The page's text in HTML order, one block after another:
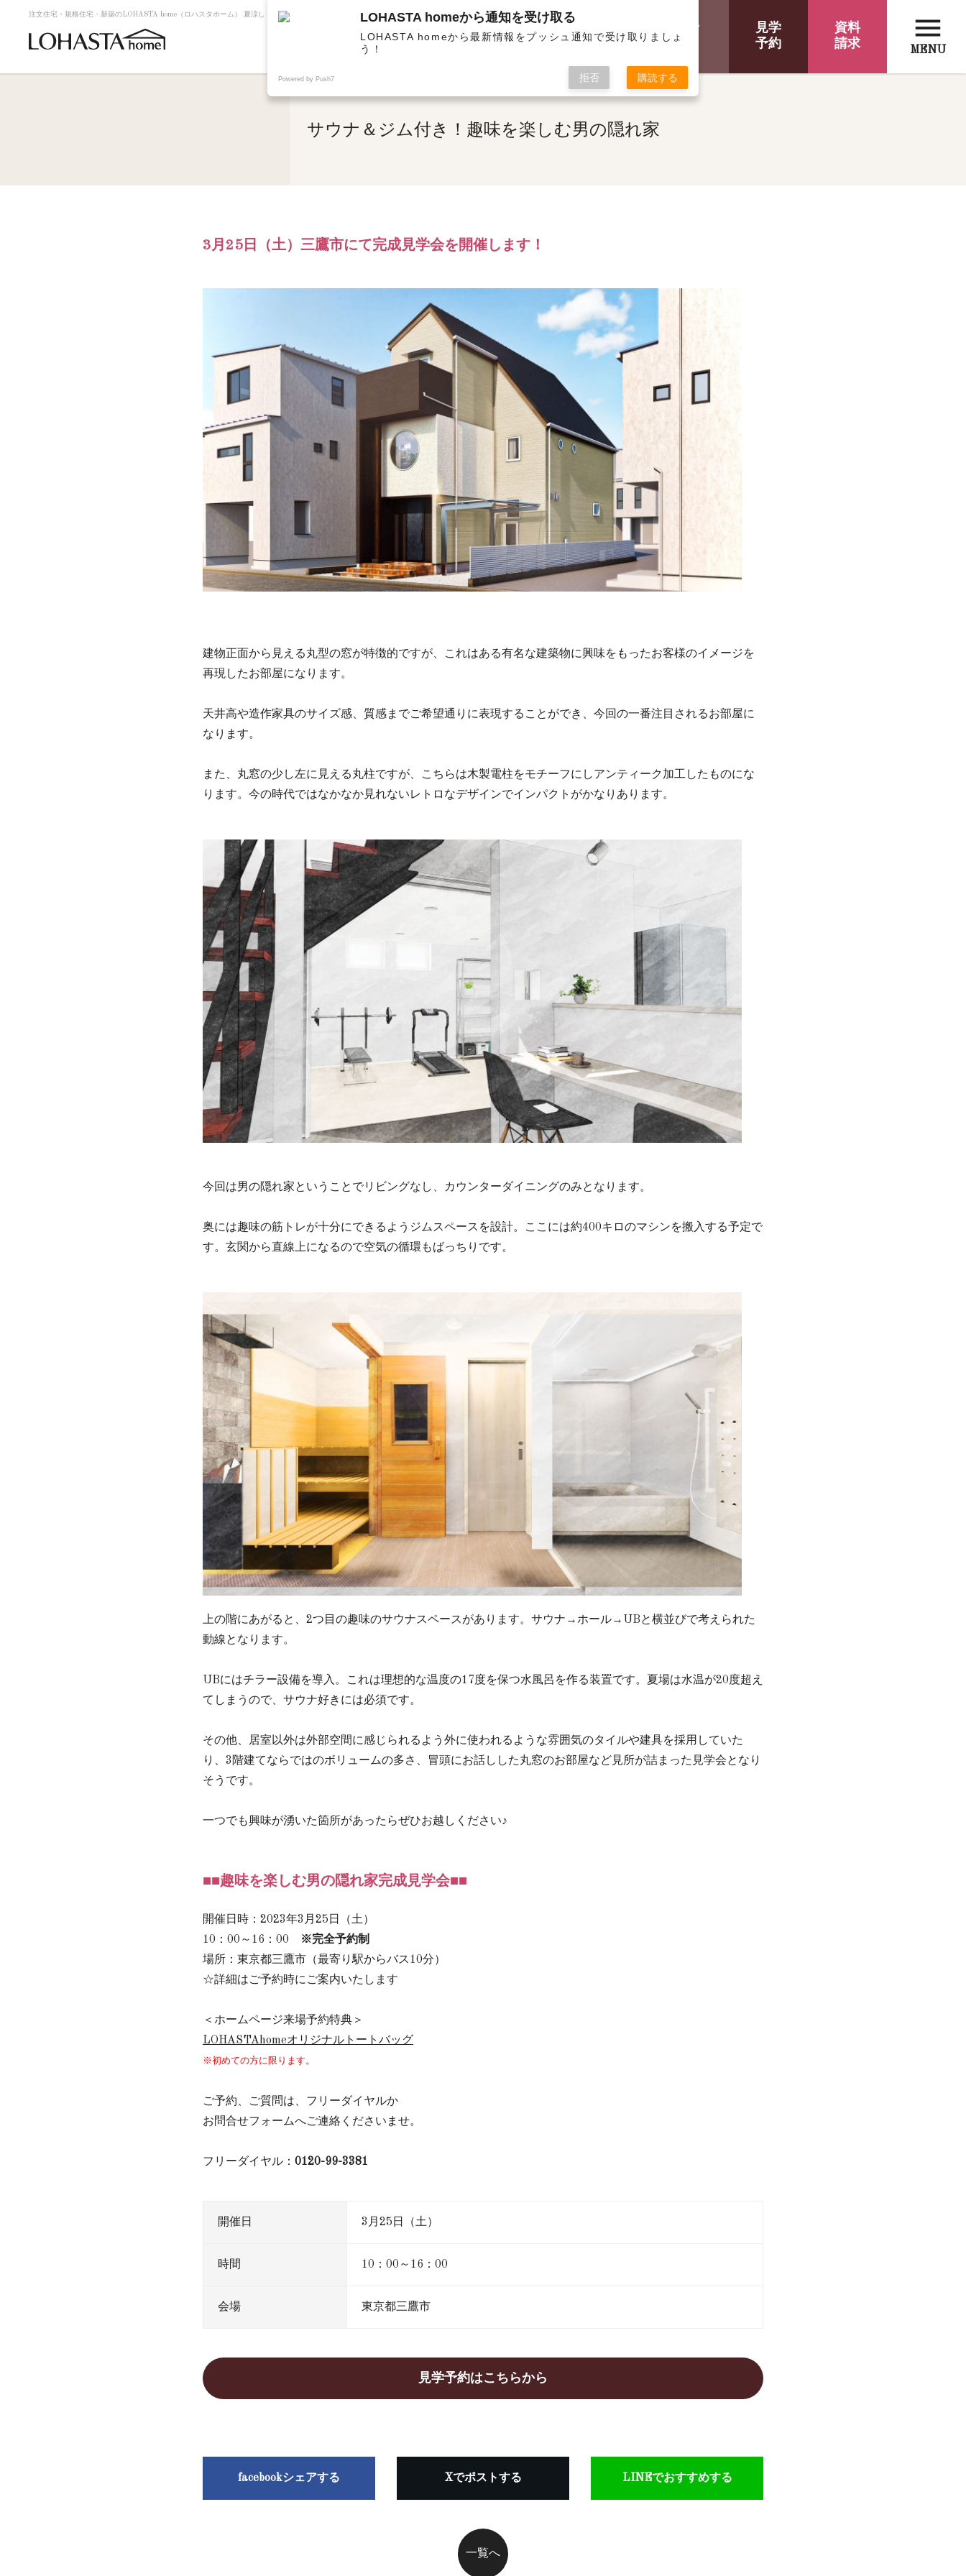
注文住宅・規格住宅・新築のLOHASTA home（ロハスタホーム） 夏涼しく冬暖かい高断熱・高気密の高性能住宅 | サウナ＆ジム付き！趣味を楽しむ男の隠れ家
オンライン
相談
見学
予約
資料
請求
menu
MENU
サウナ＆ジム付き！趣味を楽しむ男の隠れ家
3月25日（土）三鷹市にて完成見学会を開催します！
建物正面から見える丸型の窓が特徴的ですが、これはある有名な建築物に興味をもったお客様のイメージを
再現したお部屋になります。
天井高や造作家具のサイズ感、質感までご希望通りに表現することができ、今回の一番注目されるお部屋に
なります。
また、丸窓の少し左に見える丸柱ですが、こちらは木製電柱をモチーフにしアンティーク加工したものにな
ります。今の時代ではなかなか見れないレトロなデザインでインパクトがかなりあります。
今回は男の隠れ家ということでリビングなし、カウンターダイニングのみとなります。
奥には趣味の筋トレが十分にできるようジムスペースを設計。ここには約400キロのマシンを搬入する予定で
す。玄関から直線上になるので空気の循環もばっちりです。
上の階にあがると、2つ目の趣味のサウナスペースがあります。サウナ→ホール→UBと横並びで考えられた
動線となります。
UBにはチラー設備を導入。これは理想的な温度の17度を保つ水風呂を作る装置です。夏場は水温が20度超え
てしまうので、サウナ好きには必須です。
その他、居室以外は外部空間に感じられるよう外に使われるような雰囲気のタイルや建具を採用していた
り、3階建てならではのボリュームの多さ、冒頭にお話しした丸窓のお部屋など見所が詰まった見学会となり
そうです。
一つでも興味が湧いた箇所があったらぜひお越しください♪
■■趣味を楽しむ男の隠れ家完成見学会■■
開催日時：2023年3月25日（土）
10：00～16：00
※完全予約制
場所：東京都三鷹市（最寄り駅からバス10分）
☆詳細はご予約時にご案内いたします
＜ホームページ来場予約特典＞
LOHASTAhomeオリジナルトートバッグ
※初めての方に限ります。
ご予約、ご質問は、フリーダイヤルか
お問合せフォームへご連絡くださいませ。
フリーダイヤル： 0120-99-3381
開催日 3月25日（土）
時間 10：00～16：00
会場 東京都三鷹市
見学予約はこちらから
facebookシェアする Xでポストする LINEでおすすめする
一覧へ
LOHASTA homeから通知を受け取る
LOHASTA homeから最新情報をプッシュ通知で受け取りましょ
う！
Powered by Push7 拒否 購読する